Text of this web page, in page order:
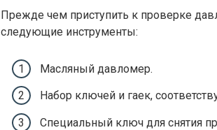
Прежде чем приступить к проверке
следующие инструменты:
Масляный давломер.
Набор ключей и гаек,
Специальный ключ для снятия